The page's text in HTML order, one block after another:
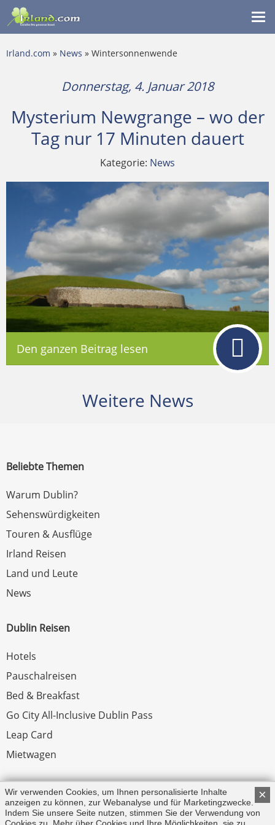
Irland.com » News » Wintersonnenwende
Donnerstag, 4. Januar 2018
Mysterium Newgrange – wo der
Tag nur 17 Minuten dauert
Kategorie: News
Den ganzen Beitrag lesen
Weitere News
Beliebte Themen
Warum Dublin?
Sehenswürdigkeiten
Touren & Ausflüge
Irland Reisen
Land und Leute
News
Dublin Reisen
Hotels
Pauschalreisen
Bed & Breakfast
Go City All-Inclusive Dublin Pass
Leap Card
Mietwagen
Rechtliches
Impressum
×
Wir verwenden Cookies, um Ihnen personalisierte Inhalte
anzeigen zu können, zur Webanalyse und für Marketingzwecke.
Indem Sie unsere Seite nutzen, stimmen Sie der Verwendung von